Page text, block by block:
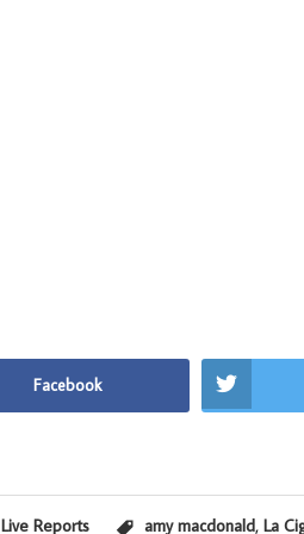
Facebook
Live Reports amy macdonald, La